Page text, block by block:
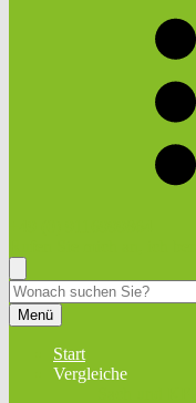
Menü
Start
Vergleiche